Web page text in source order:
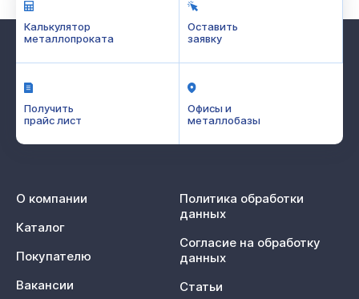
Калькулятор
металлопроката
Оставить
заявку
Получить
прайс лист
Офисы и
металлобазы
О компании
Каталог
Покупателю
Вакансии
Политика обработки
данных
Согласие на обработку
данных
Статьи